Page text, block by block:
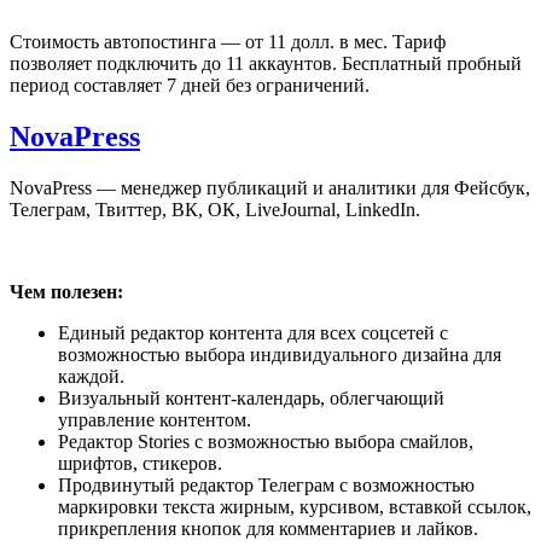
Стоимость автопостинга — от 11 долл. в мес. Тариф
позволяет подключить до 11 аккаунтов. Бесплатный пробный
период составляет 7 дней без ограничений.
NovaPress
NovaPress — менеджер публикаций и аналитики для Фейсбук,
Телеграм, Твиттер, ВК, ОК, LiveJournal, LinkedIn.
Чем полезен:
Единый редактор контента для всех соцсетей с
возможностью выбора индивидуального дизайна для
каждой.
Визуальный контент-календарь, облегчающий
управление контентом.
Редактор Stories с возможностью выбора смайлов,
шрифтов, стикеров.
Продвинутый редактор Телеграм с возможностью
маркировки текста жирным, курсивом, вставкой ссылок,
прикрепления кнопок для комментариев и лайков.